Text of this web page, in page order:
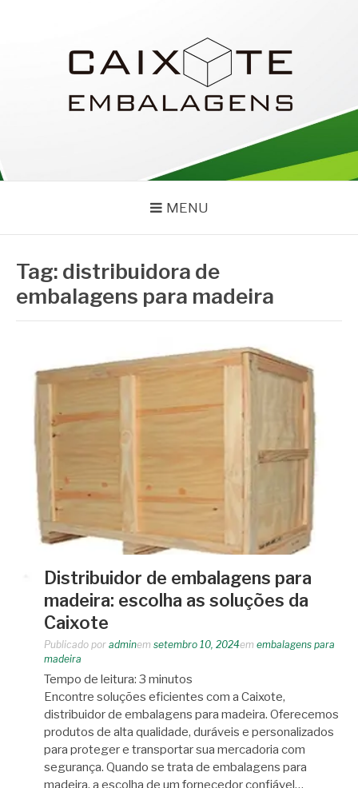
MENU
Tag: distribuidora de
embalagens para madeira
Distribuidor de embalagens para
madeira: escolha as soluções da
Caixote
Publicado por adminem setembro 10, 2024em embalagens para
madeira
Tempo de leitura: 3 minutos
Encontre soluções eficientes com a Caixote,
distribuidor de embalagens para madeira. Oferecemos
produtos de alta qualidade, duráveis e personalizados
para proteger e transportar sua mercadoria com
segurança. Quando se trata de embalagens para
madeira, a escolha de um fornecedor confiável…